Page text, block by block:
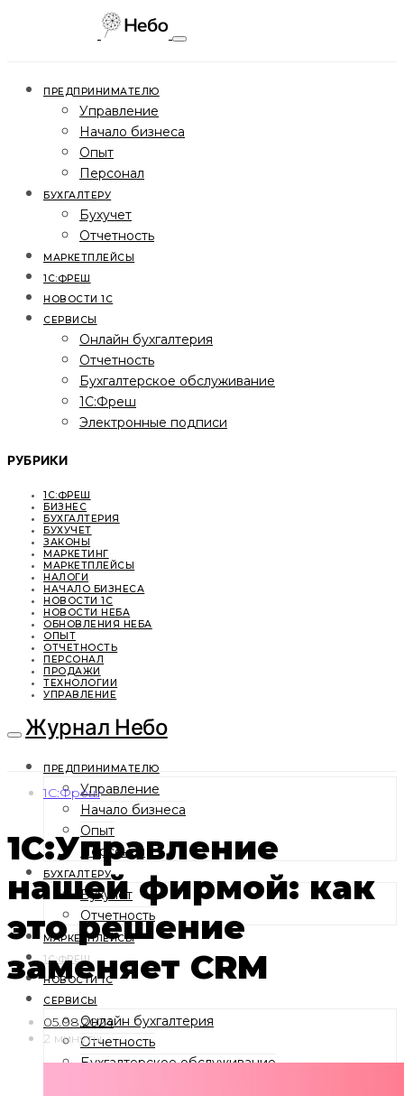
ПРЕДПРИНИМАТЕЛЮ
Управление
Начало бизнеса
Опыт
Персонал
БУХГАЛТЕРУ
Бухучет
Отчетность
МАРКЕТПЛЕЙСЫ
1С:ФРЕШ
НОВОСТИ 1С
СЕРВИСЫ
Онлайн бухгалтерия
Отчетность
Бухгалтерское обслуживание
1С:Фреш
Электронные подписи
РУБРИКИ
1С:ФРЕШ
БИЗНЕС
БУХГАЛТЕРИЯ
БУХУЧЕТ
ЗАКОНЫ
МАРКЕТИНГ
МАРКЕТПЛЕЙСЫ
НАЛОГИ
НАЧАЛО БИЗНЕСА
НОВОСТИ 1С
НОВОСТИ НЕБА
ОБНОВЛЕНИЯ НЕБА
ОПЫТ
ОТЧЕТНОСТЬ
ПЕРСОНАЛ
ПРОДАЖИ
ТЕХНОЛОГИИ
УПРАВЛЕНИЕ
Журнал Небо
ПРЕДПРИНИМАТЕЛЮ
Управление
Начало бизнеса
Опыт
Персонал
БУХГАЛТЕРУ
Бухучет
Отчетность
МАРКЕТПЛЕЙСЫ
1С:ФРЕШ
НОВОСТИ 1С
СЕРВИСЫ
Онлайн бухгалтерия
Отчетность
Бухгалтерское обслуживание
1С:Фреш
1С:Управление
нашей фирмой: как
это решение
заменяет CRM
05.08.2024
2 минуты